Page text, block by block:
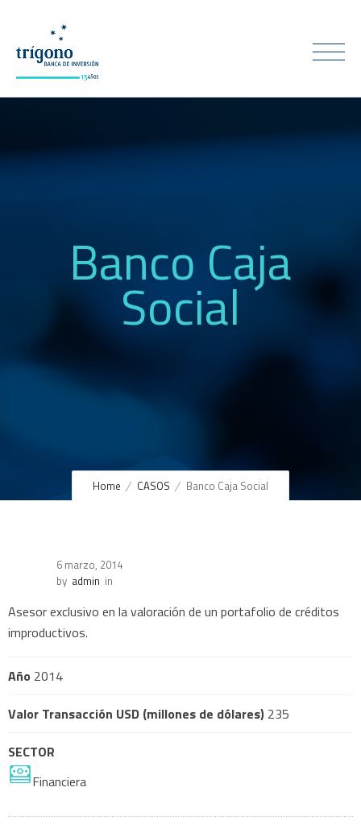
Banco Caja
Social
Home CASOS Banco Caja Social
6 marzo, 2014
by admin in
Asesor exclusivo en la valoración de un portafolio de créditos
improductivos.
Año 2014
Valor Transacción USD (millones de dólares) 235
SECTOR
Financiera